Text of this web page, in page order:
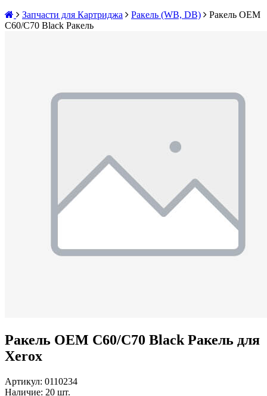
Запчасти для Картриджа
Ракель (WB, DB)
Ракель OEM
C60/C70 Black Ракель
Ракель OEM C60/C70 Black Ракель для
Xerox
Артикул: 0110234
Наличие: 20 шт.